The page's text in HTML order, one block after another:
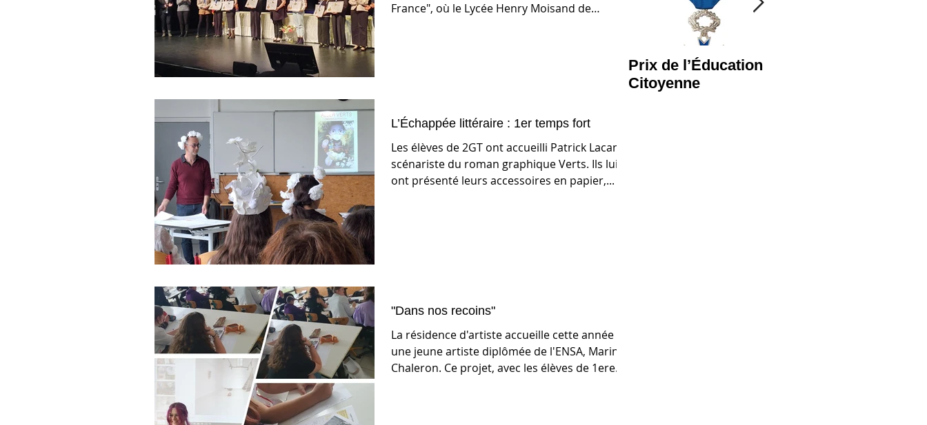
France", où le Lycée Henry Moisand de
L’Échappée littéraire : 1er temps fort
Les élèves de 2GT ont accueilli Patrick Lacan,
scénariste du roman graphique Verts. Ils lui
ont présenté leurs accessoires en papier,...
"Dans nos recoins"
La résidence d'artiste accueille cette année
une jeune artiste diplômée de l'ENSA, Marine
Chaleron. Ce projet, avec les élèves de 1ere...
Prix de l’Éducation
Citoyenne